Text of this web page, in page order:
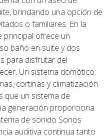
brindando una opción de
o familiares. En la
principal ofrece un
baño en suite y dos
para disfrutar del
Un sistema domótico
cortinas y climatización
que un sistema de
generación proporciona
de sonido Sonos
auditiva continua tanto